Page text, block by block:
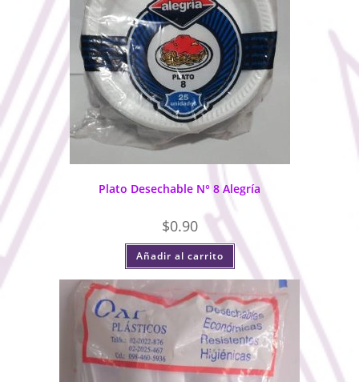
Plato Desechable N° 8 Alegría
$0.90
Añadir al carrito